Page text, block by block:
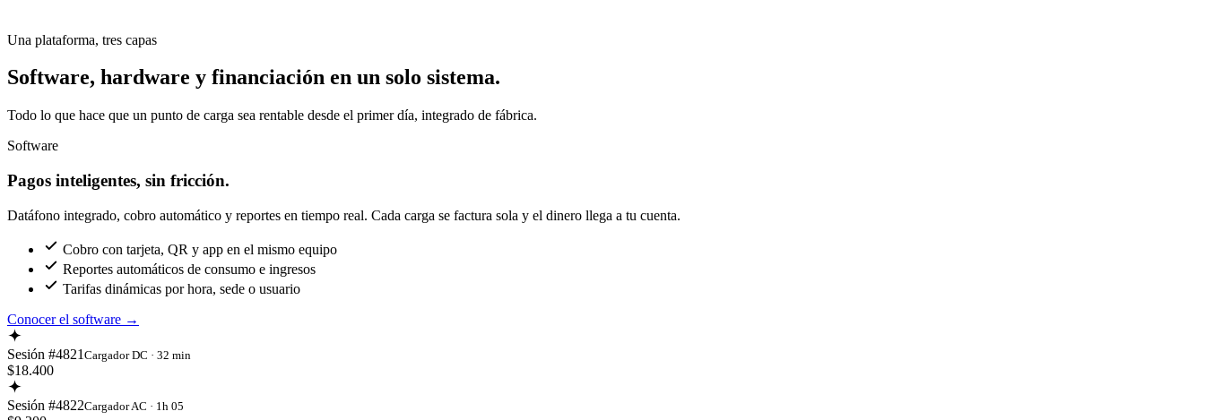
Una plataforma, tres capas
Software, hardware y financiación en un solo sistema.
Todo lo que hace que un punto de carga sea rentable desde el primer día, integrado de fábrica.
Software
Pagos inteligentes, sin fricción.
Datáfono integrado, cobro automático y reportes en tiempo real. Cada carga se factura sola y el dinero llega a tu cuenta.
Cobro con tarjeta, QR y app en el mismo equipo
Reportes automáticos de consumo e ingresos
Tarifas dinámicas por hora, sede o usuario
Conocer el software →
Sesión #4821 Cargador DC · 32 min
$18.400
Sesión #4822Cargador AC · 1h 05